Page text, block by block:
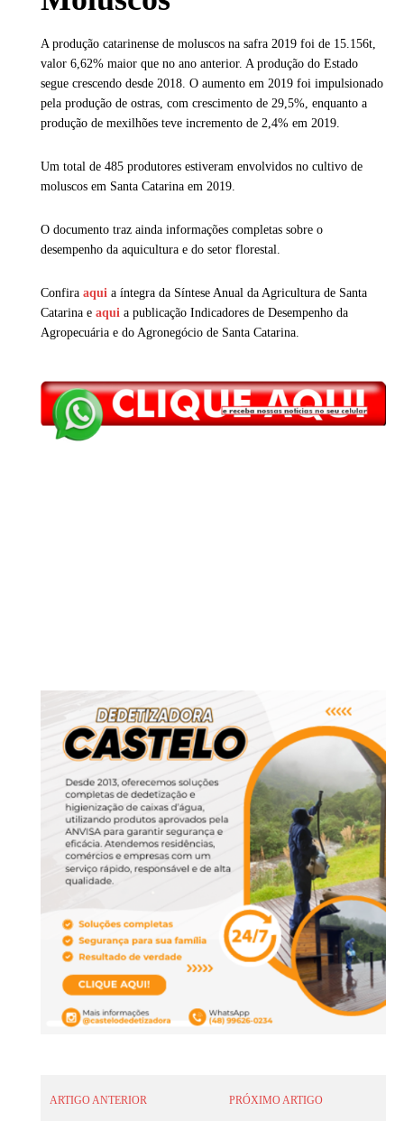
A produção catarinense de moluscos na safra 2019 foi de 15.156t,
valor 6,62% maior que no ano anterior. A produção do Estado
segue crescendo desde 2018. O aumento em 2019 foi impulsionado
pela produção de ostras, com crescimento de 29,5%, enquanto a
produção de mexilhões teve incremento de 2,4% em 2019.
Um total de 485 produtores estiveram envolvidos no cultivo de
moluscos em Santa Catarina em 2019.
O documento traz ainda informações completas sobre o
desempenho da aquicultura e do setor florestal.
Confira aqui a íntegra da Síntese Anual da Agricultura de Santa
Catarina e aqui a publicação Indicadores de Desempenho da
Agropecuária e do Agronegócio de Santa Catarina.
ARTIGO ANTERIOR PRÓXIMO ARTIGO